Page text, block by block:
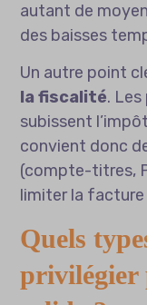
autant de
des baisses
Un autre point
la fiscalité.
subissent
convient donc
(compte-titres,
limiter la facture
Quels
privilégier